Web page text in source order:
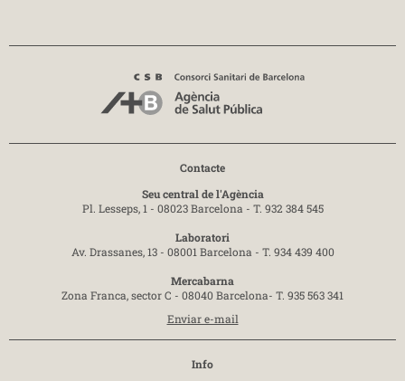
Contacte
Seu central de l'Agència
Pl. Lesseps, 1 - 08023 Barcelona - T. 932 384 545
Laboratori
Av. Drassanes, 13 - 08001 Barcelona - T. 934 439 400
Mercabarna
Zona Franca, sector C - 08040 Barcelona- T. 935 563 341
Enviar e-mail
Info